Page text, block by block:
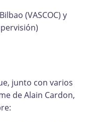
(VASCOC) y
junto con varios
de Alain Cardon,